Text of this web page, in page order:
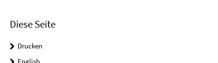
Diese Seite
Drucken